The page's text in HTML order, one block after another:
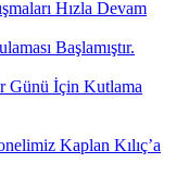
Hızla Devam
Başlamıştır.
Günü İçin Kutlama
Kaplan Kılıç’a